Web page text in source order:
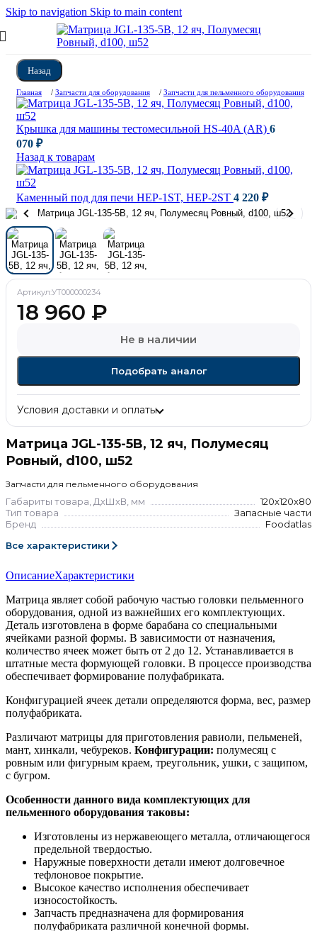
Skip to navigation Skip to main content
Назад
Главная / Запчасти для оборудования / Запчасти для пельменного оборудования
Крышка для машины тестомесильной HS-40A (AR) 6
070 ₽
Назад к товарам
Каменный под для печи HEP-1ST, HEP-2ST 4 220 ₽
Матрица JGL-135-5B, 12 яч, Полумесяц
Ровный, d100, ш52
Запчасти для пельменного оборудования
Габариты товара, ДхШхВ, мм
120x120x80
Тип товара
Запасные части
Бренд
Foodatlas
Все характеристики
Артикул:УТ000000234
18 960 ₽
Не в наличии
Подобрать аналог
Условия доставки и оплаты
ОписаниеХарактеристики
Матрица являет собой рабочую частью головки пельменного
оборудования, одной из важнейших его комплектующих.
Деталь изготовлена в форме барабана со специальными
ячейками разной формы. В зависимости от назначения,
количество ячеек может быть от 2 до 12. Устанавливается в
штатные места формующей головки. В процессе производства
обеспечивает формирование полуфабриката.
Конфигурацией ячеек детали определяются форма, вес, размер
полуфабриката.
Различают матрицы для приготовления равиоли, пельменей,
мант, хинкали, чебуреков. Конфигурации: полумесяц с
ровным или фигурным краем, треугольник, ушки, с защипом,
с бугром.
Особенности данного вида комплектующих для
пельменного оборудования таковы:
Изготовлены из нержавеющего металла, отличающегося
предельной твердостью.
Наружные поверхности детали имеют долговечное
тефлоновое покрытие.
Высокое качество исполнения обеспечивает
износостойкость.
Запчасть предназначена для формирования
полуфабриката различной конечной формы.